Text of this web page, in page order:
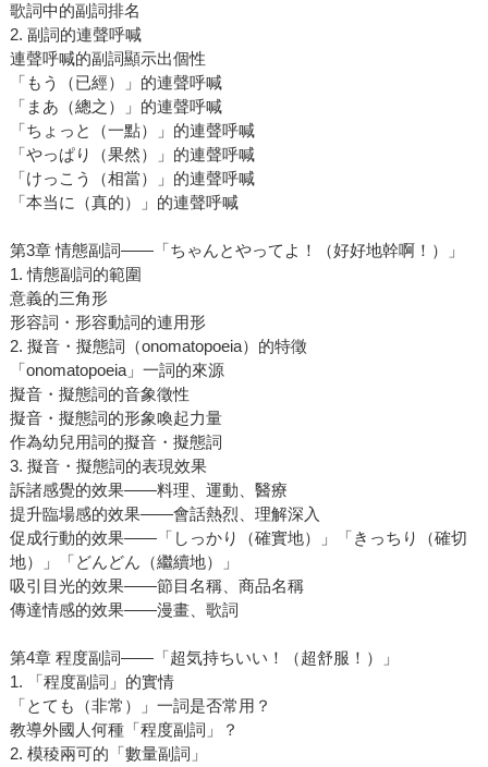
歌詞中的副詞排名
2. 副詞的連聲呼喊
連聲呼喊的副詞顯示出個性
「もう（已經）」的連聲呼喊
「まあ（總之）」的連聲呼喊
「ちょっと（一點）」的連聲呼喊
「やっぱり（果然）」的連聲呼喊
「けっこう（相當）」的連聲呼喊
「本当に（真的）」的連聲呼喊
第3章 情態副詞――「ちゃんとやってよ！（好好地幹啊！）」
1. 情態副詞的範圍
意義的三角形
形容詞・形容動詞的連用形
2. 擬音・擬態詞（onomatopoeia）的特徵
「onomatopoeia」一詞的來源
擬音・擬態詞的音象徵性
擬音・擬態詞的形象喚起力量
作為幼兒用詞的擬音・擬態詞
3. 擬音・擬態詞的表現效果
訴諸感覺的效果――料理、運動、醫療
提升臨場感的效果――會話熱烈、理解深入
促成行動的效果――「しっかり（確實地）」「きっちり（確切
地）」「どんどん（繼續地）」
吸引目光的效果――節目名稱、商品名稱
傳達情感的效果――漫畫、歌詞
第4章 程度副詞――「超気持ちいい！（超舒服！）」
1. 「程度副詞」的實情
「とても（非常）」一詞是否常用？
教導外國人何種「程度副詞」？
2. 模稜兩可的「數量副詞」